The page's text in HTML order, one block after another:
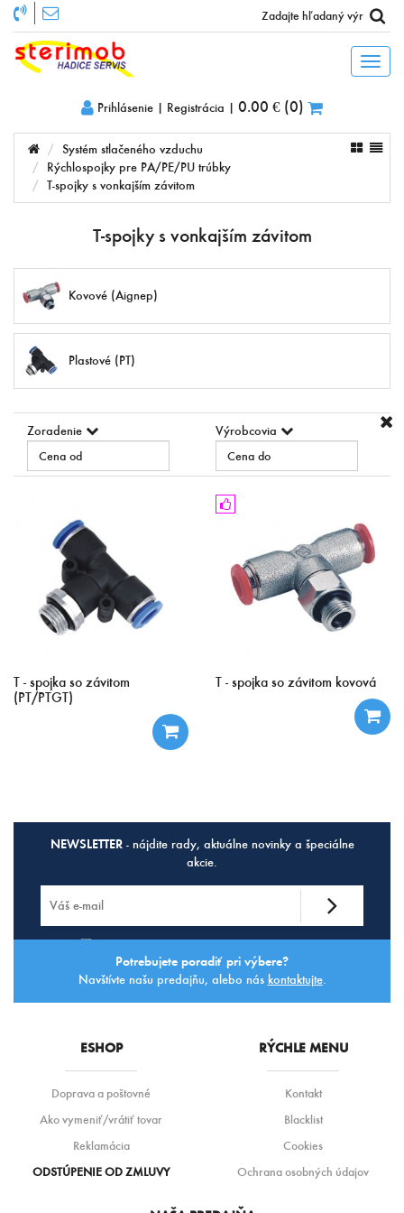
Prihlásenie | Registrácia | 0.00 € (0)
Systém stlačeného vzduchu
Rýchlospojky pre PA/PE/PU trúbky
T-spojky s vonkajším závitom
T-spojky s vonkajším závitom
Kovové (Aignep)
Plastové (PT)
Zoradenie Výrobcovia
T - spojka so závitom
(PT/PTGT)
T - spojka so závitom kovová
NEWSLETTER- nájdite rady, aktuálne novinky a špeciálne
akcie.
Potrebujete poradiť pri výbere?
Navštívte našu predajňu, alebo nás kontaktujte.
ESHOP
Doprava a poštovné
Ako vymeniť/vrátiť tovar
Reklamácia
ODSTÚPENIE OD ZMLUVY
RÝCHLE MENU
Kontakt
Blacklist
Cookies
Ochrana osobných údajov